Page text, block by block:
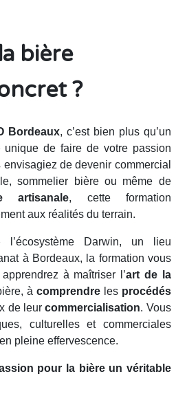
bière
?
Bordeaux, c’est bien plus qu’un
unique de faire de votre passion
de devenir commercial
sommelier bière ou même de
artisanale, cette formation
aux réalités du terrain.
Darwin, un lieu
à Bordeaux, la formation vous
à maîtriser l’art de la
à comprendre les procédés
de leurcommercialisation. Vous
culturelles et commerciales
pleine effervescence.
pour la bière un véritable